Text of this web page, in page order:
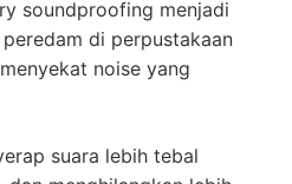
soundproofing menjadi
di perpustakaan
noise yang
suara lebih tebal